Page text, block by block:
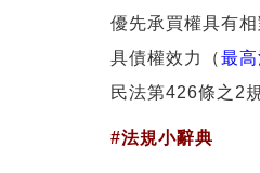
優先承買權具有
具債權效力（最
民法第426條之2
#法規小辭典